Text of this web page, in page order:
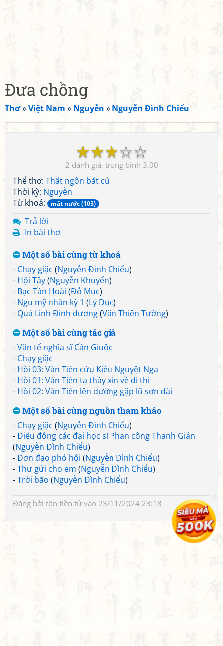
Đưa chồng
Thơ»Việt Nam » Nguyễn » Nguyễn Đình Chiểu
☆
☆
☆
☆
☆
2 3.00
Thể thơ: Thất ngôn bát cú
Thời kỳ: Nguyễn
Từ khoá:
mất nước (103)
Trả lời
In bài thơ
Một số bài cùng từ khoá
- Chạy giặc (Nguyễn Đình Chiểu)
- Hội Tây(Nguyễn Khuyến)
- Bạc Tần Hoài (Đỗ Mục)
- Ngu mỹ nhân kỳ 1 (Lý Dục)
- Quá Linh Đinh dương(Văn Thiên Tường)
Một số bài cùng tác giả
-Văn tế nghĩa sĩ Cần Giuộc
- Chạy giặc
- Hồi 03: Vân Tiên cứu Kiều Nguyệt Nga
- Hồi 01: Vân Tiên tạ thầy xin về đi thi
- Hồi 02: Vân Tiên lên đường gặp lũ sơn đài
Một số bài cùng nguồn tham khảo
- Chạy giặc (Nguyễn Đình Chiểu)
-Điếu đông các đại học sĩ Phan công Thanh Giản
(Nguyễn Đình Chiểu)
-Đơn đao phó hội (Nguyễn Đình Chiểu)
-Thư gửi cho em (Nguyễn Đình Chiểu)
-Trời bão (Nguyễn Đình Chiểu)
Đăng bởi tôn tiền tửvào 23/11/2024 23:18